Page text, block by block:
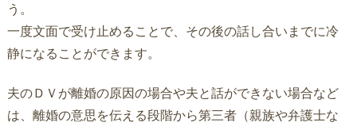
う。
一度文面で受け止めることで、その後の話し合いまでに冷
静になることができます。
夫のＤＶが離婚の原因の場合や夫と話ができない場合など
は、離婚の意思を伝える段階から第三者（親族や弁護士な